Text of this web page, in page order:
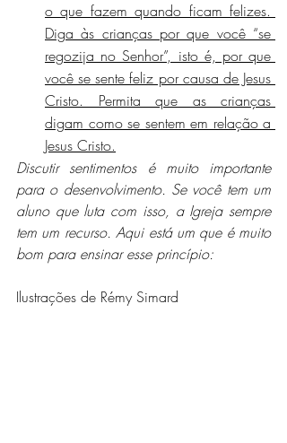
o que fazem quando ficam felizes.
Diga às crianças por que você “se
regozija no Senhor”, isto é, por que
você se sente feliz por causa de Jesus
Cristo. Permita que as crianças
digam como se sentem em relação a
Jesus Cristo.
Discutir sentimentos é muito importante
para o desenvolvimento. Se você tem um
aluno que luta com isso, a Igreja sempre
tem um recurso. Aqui está um que é muito
bom para ensinar esse princípio:
Ilustrações de Rémy Simard